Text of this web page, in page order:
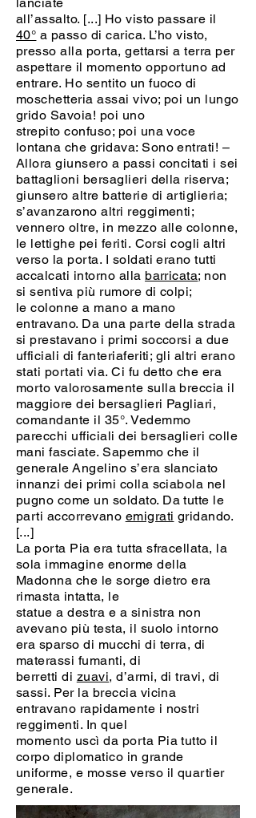
all’assalto. [...] Ho visto passare il
40° a passo di carica. L’ho visto,
presso alla porta, gettarsi a terra per
aspettare il momento opportuno ad
entrare. Ho sentito un fuoco di
moschetteria assai vivo; poi un lungo
grido Savoia! poi uno
strepito confuso; poi una voce
lontana che gridava: Sono entrati! –
Allora giunsero a passi concitati i sei
battaglioni bersaglieri della riserva;
giunsero altre batterie di artiglieria;
s’avanzarono altri reggimenti;
vennero oltre, in mezzo alle colonne,
le lettighe pei feriti. Corsi cogli altri
verso la porta. I soldati erano tutti
accalcati intorno alla barricata; non
si sentiva più rumore di colpi;
le colonne a mano a mano
entravano. Da una parte della strada
si prestavano i primi soccorsi a due
ufficiali di fanteriaferiti; gli altri erano
stati portati via. Ci fu detto che era
morto valorosamente sulla breccia il
maggiore dei bersaglieri Pagliari,
comandante il 35°. Vedemmo
parecchi ufficiali dei bersaglieri colle
mani fasciate. Sapemmo che il
generale Angelino s’era slanciato
innanzi dei primi colla sciabola nel
pugno come un soldato. Da tutte le
parti accorrevano emigrati gridando.
[...]
La porta Pia era tutta sfracellata, la
sola immagine enorme della
Madonna che le sorge dietro era
rimasta intatta, le
statue a destra e a sinistra non
avevano più testa, il suolo intorno
era sparso di mucchi di terra, di
materassi fumanti, di
berretti di zuavi, d’armi, di travi, di
sassi. Per la breccia vicina
entravano rapidamente i nostri
reggimenti. In quel
momento uscì da porta Pia tutto il
corpo diplomatico in grande
uniforme, e mosse verso il quartier
generale.